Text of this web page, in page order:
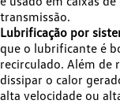
transmissão.
Lubrificação por
que o lubrificante é
recirculado. Além de
dissipar o calor
alta velocidade ou